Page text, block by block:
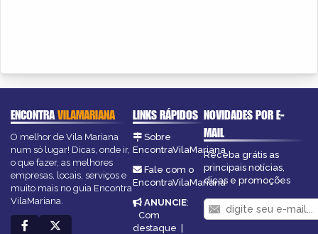
ENCONTRAVILAMARIANA
O melhor de Vila Mariana
num só lugar! Dicas, onde ir,
o que fazer, as melhores
empresas, locais, serviços e
muito mais no guia Encontra
VilaMariana.
LINKS RÁPIDOS
Sobre
EncontraVilaMariana
Fale com o
EncontraVilaMariana
ANUNCIE:
Com
destaque |
NOVIDADES POR E-
MAIL
Receba grátis as
principais notícias,
dicas e promoções